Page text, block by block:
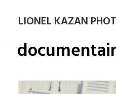
LIONEL KAZAN
MAGAZINES